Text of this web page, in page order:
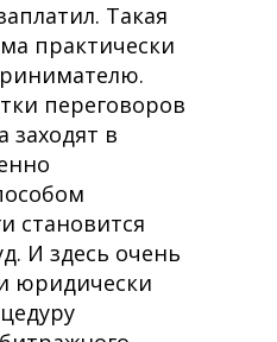
Такая
практически
переговоров
заходят в
становится
И здесь очень
юридически